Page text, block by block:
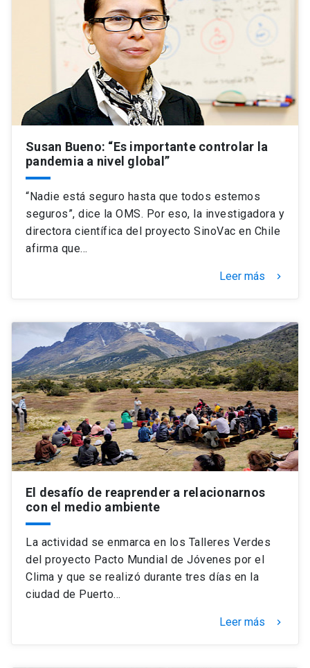
Susan Bueno: “Es importante controlar la
pandemia a nivel global”
“Nadie está seguro hasta que todos estemos
seguros”, dice la OMS. Por eso, la investigadora y
directora científica del proyecto SinoVac en Chile
afirma que…
Leer más keyboard_arrow_right
El desafío de reaprender a relacionarnos
con el medio ambiente
La actividad se enmarca en los Talleres Verdes
del proyecto Pacto Mundial de Jóvenes por el
Clima y que se realizó durante tres días en la
ciudad de Puerto…
Leer más keyboard_arrow_right